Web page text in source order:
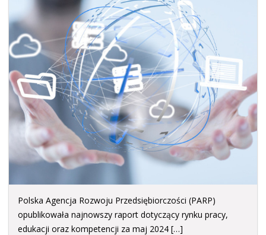
Polska Agencja Rozwoju Przedsiębiorczości (PARP)
opublikowała najnowszy raport dotyczący rynku pracy,
edukacji oraz kompetencji za maj 2024 […]